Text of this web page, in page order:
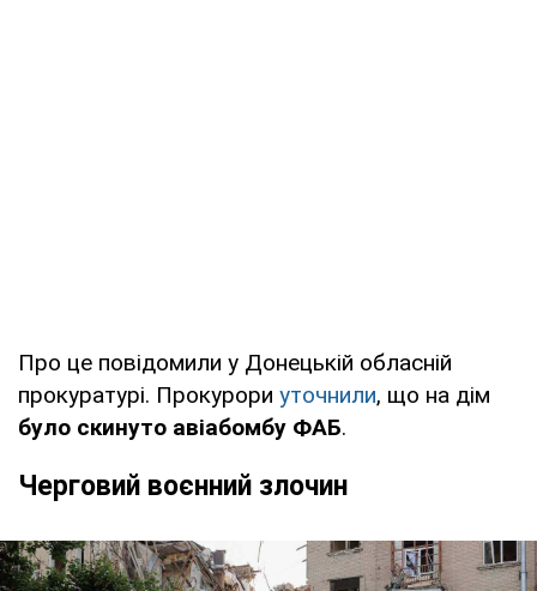
Про це повідомили у Донецькій обласній
прокуратурі. Прокурори уточнили, що на дім
було скинуто авіабомбу ФАБ.
Черговий воєнний злочин